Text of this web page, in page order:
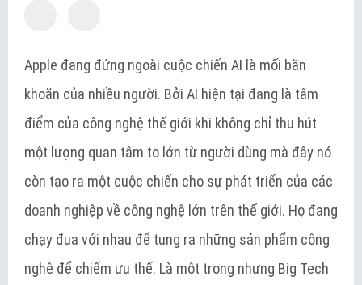
Apple đang đứng ngoài cuộc chiến AI là mối băn
khoăn của nhiều người. Bởi AI hiện tại đang là tâm
điểm của công nghệ thế giới khi không chỉ thu hút
một lượng quan tâm to lớn từ người dùng mà đây nó
còn tạo ra một cuộc chiến cho sự phát triển của các
doanh nghiệp về công nghệ lớn trên thế giới. Họ đang
chạy đua với nhau để tung ra những sản phẩm công
nghệ để chiếm ưu thế. Là một trong nhưng Big Tech